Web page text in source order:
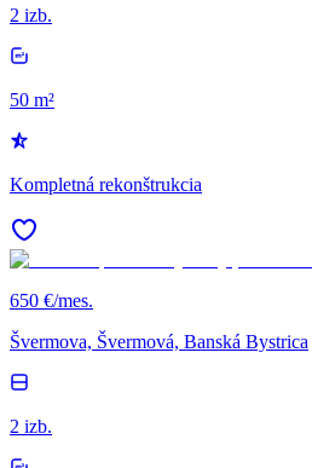
2 izb.
50 m²
Kompletná rekonštrukcia
650 €/mes.
Švermova, Švermová, Banská Bystrica
2 izb.